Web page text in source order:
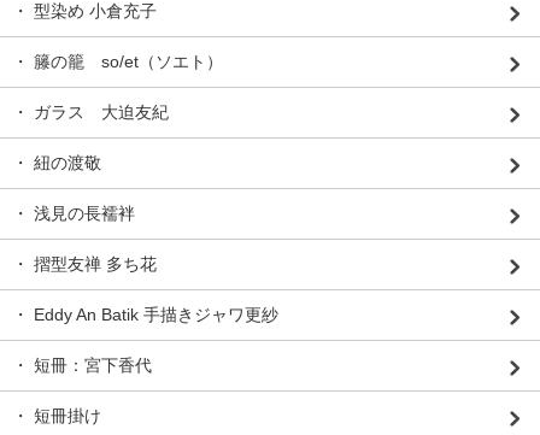
・ 型染め 小倉充子
・ 籐の籠 so/et（ソエト）
・ ガラス 大迫友紀
・ 紐の渡敬
・ 浅見の長襦袢
・ 摺型友禅 多ち花
・ Eddy An Batik 手描きジャワ更紗
・ 短冊：宮下香代
・ 短冊掛け